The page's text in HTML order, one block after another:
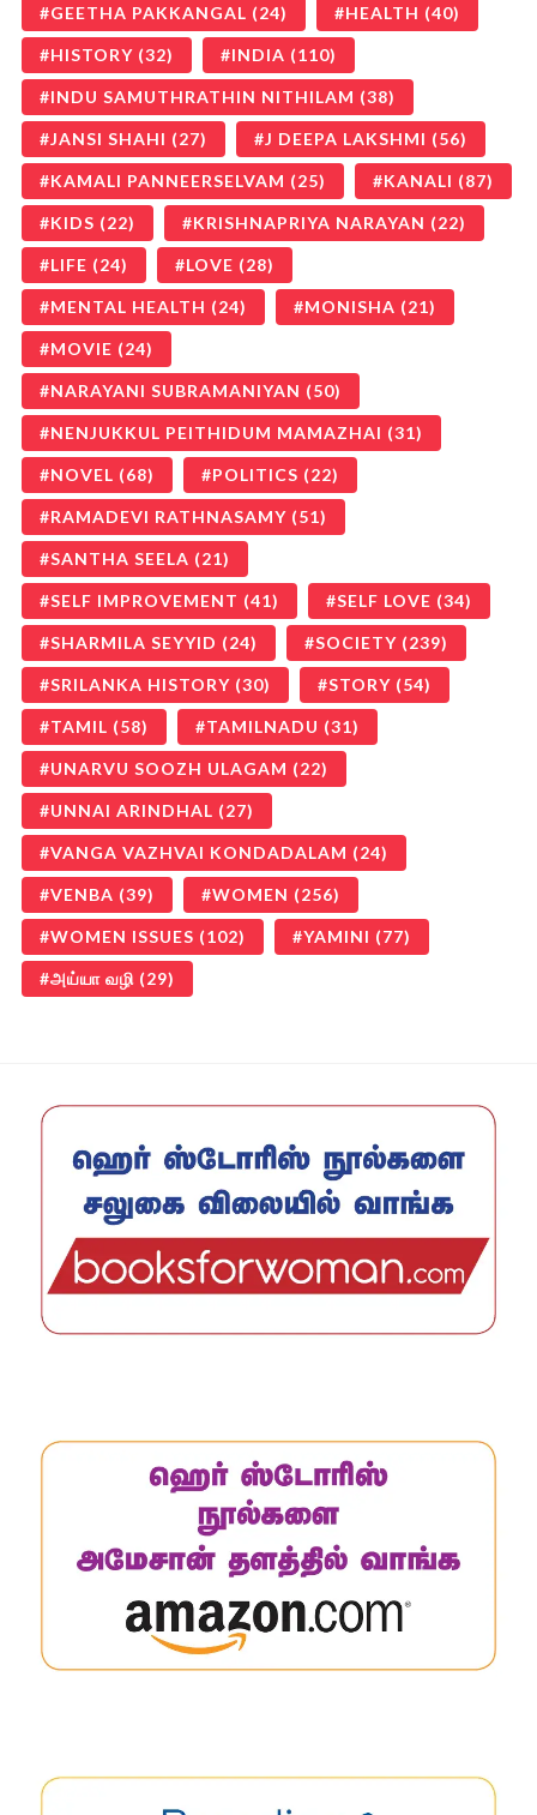
GEETHA PAKKANGAL (24) HEALTH (40)
HISTORY (32) INDIA (110)
INDU SAMUTHRATHIN NITHILAM (38)
JANSI SHAHI (27) J DEEPA LAKSHMI (56)
KAMALI PANNEERSELVAM (25) KANALI (87)
KIDS (22) KRISHNAPRIYA NARAYAN (22)
LIFE (24) LOVE (28)
MENTAL HEALTH (24) MONISHA (21)
MOVIE (24)
NARAYANI SUBRAMANIYAN (50)
NENJUKKUL PEITHIDUM MAMAZHAI (31)
NOVEL (68) POLITICS (22)
RAMADEVI RATHNASAMY (51)
SANTHA SEELA (21)
SELF IMPROVEMENT (41) SELF LOVE (34)
SHARMILA SEYYID (24) SOCIETY (239)
SRILANKA HISTORY (30) STORY (54)
TAMIL (58) TAMILNADU (31)
UNARVU SOOZH ULAGAM (22)
UNNAI ARINDHAL (27)
VANGA VAZHVAI KONDADALAM (24)
VENBA (39) WOMEN (256)
WOMEN ISSUES (102) YAMINI (77)
அய்யா வழி (29)